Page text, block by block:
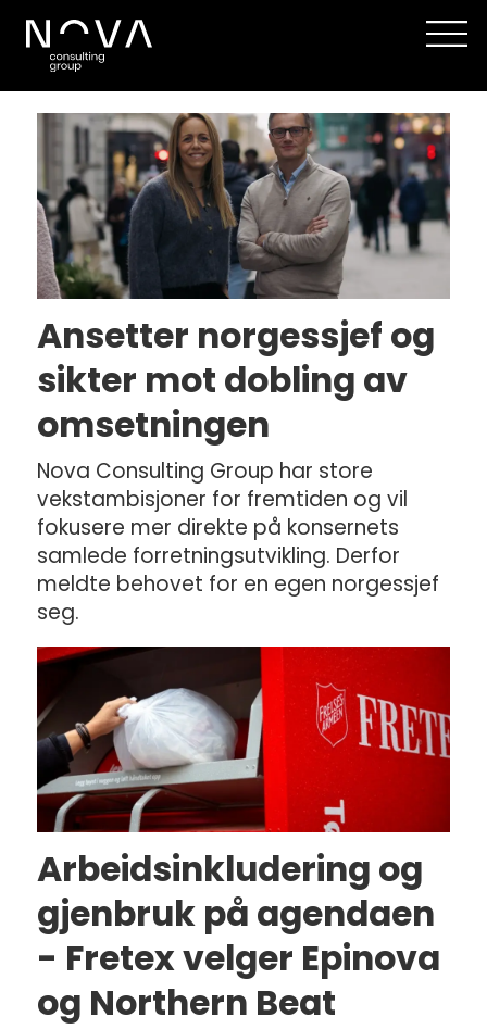
Tag:
epinova
Ansetter norgessjef og
sikter mot dobling av
omsetningen
Nova Consulting Group har store
vekstambisjoner for fremtiden og vil
fokusere mer direkte på konsernets
samlede forretningsutvikling. Derfor
meldte behovet for en egen norgessjef
seg.
Arbeidsinkludering og
gjenbruk på agendaen
- Fretex velger Epinova
og Northern Beat